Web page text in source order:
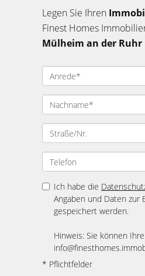
Legen Sie Ihren
Finest Homes
Mülheim an der
Ich habe die
Angaben und Daten zur
gespeichert werden.
Hinweis: Sie können
* Pflichtfelder